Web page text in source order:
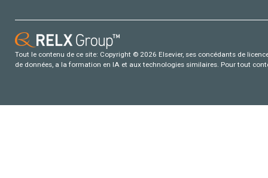
Tout le contenu de ce site: Copyright © 2026 Elsevier, ses concédants de
de données, a la formation en IA et aux technologies similaires. Pour tout